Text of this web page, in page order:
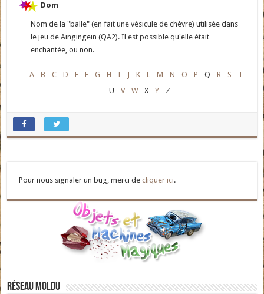
Dom
Nom de la "balle" (en fait une vésicule de chèvre) utilisée dans
le jeu de Aingingein (QA2). Il est possible qu'elle était
enchantée, ou non.
A B C D E F G H I J K L M N O P Q R S
T
U
V W X Y Z
Pour nous signaler un bug, merci decliquer ici.
Réseau moldu